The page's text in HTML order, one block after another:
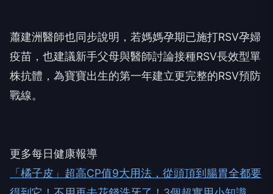
蕭建洲醫師也同步說明，若媽媽孕期已施打RSV孕婦
疫苗，也建議新手父母與醫師討論接種RSV長效型單
株抗體，為寶寶出生的第一年建立更完整的RSV預防
戰線。
更多每日健康報導
「橘子皮」超高CP值9大用法，從頭頂到腸胃全都要